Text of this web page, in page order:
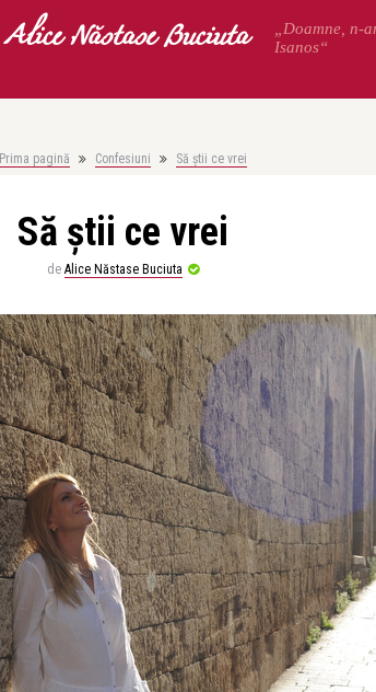
Alice Năstase Buciuta
„Doamne, n-
Isanos“
Prima pagină Confesiuni Să știi ce vrei
Să știi ce vrei
de Alice Năstase Buciuta